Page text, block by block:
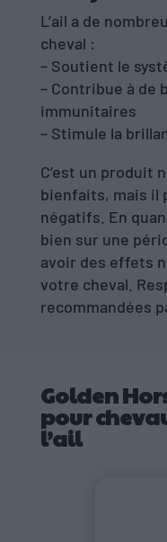
L’ail a de
cheval :
– Soutient le
– Contribue à de
immunitaires
– Stimule la
C’est un produit
bienfaits, mais il
négatifs. En
bien sur une
avoir des effets
votre cheval.
recommandées
Golden
pour
l’ail